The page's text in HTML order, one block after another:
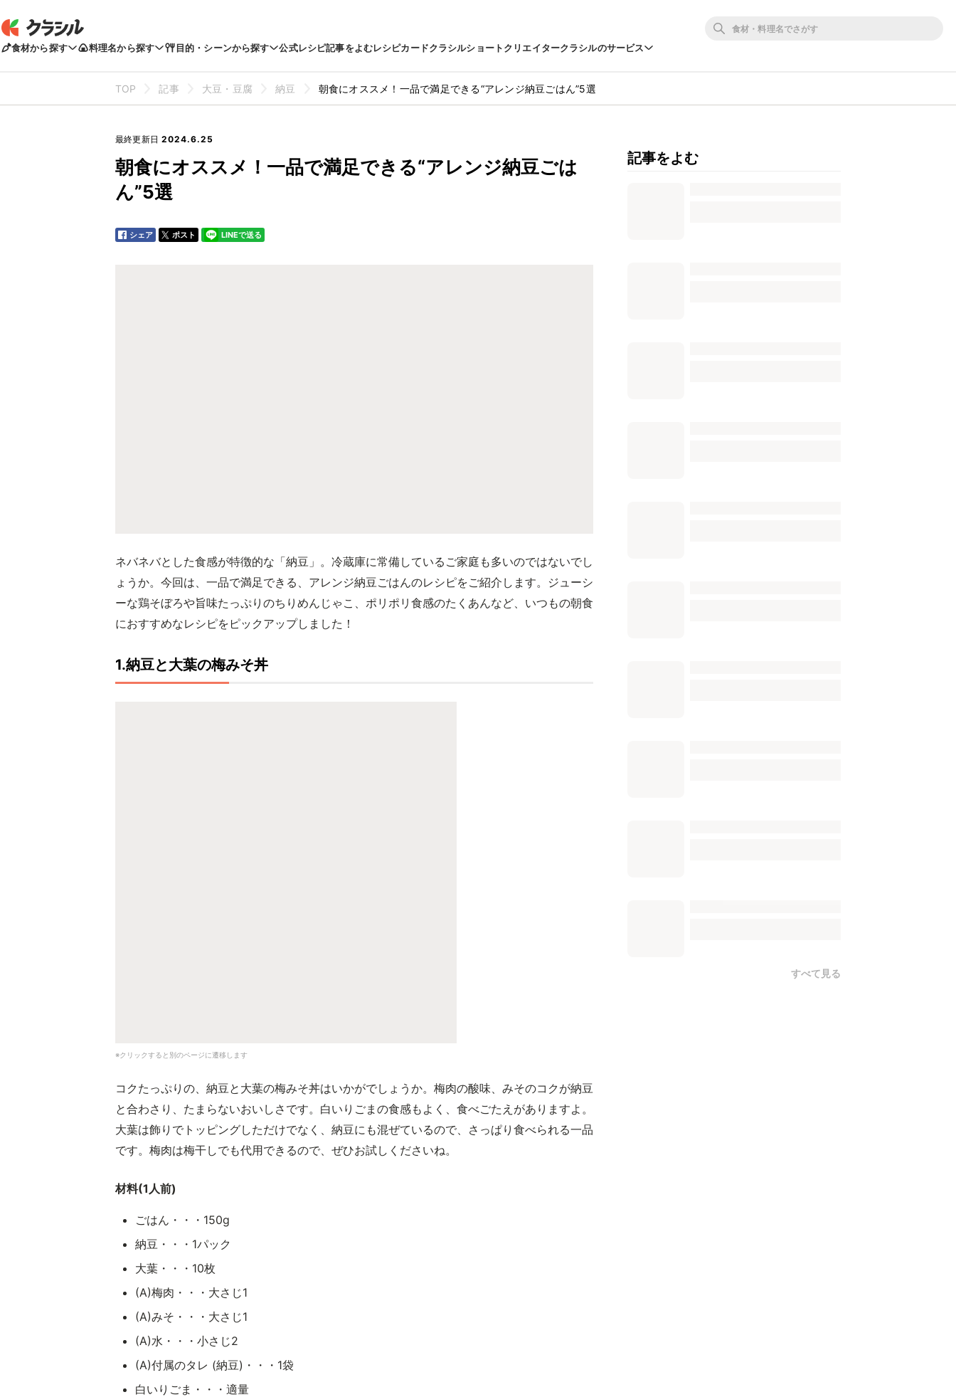
食材から探す 料理名から探す 目的・シーンから探す 公式レシピ記事をよむレシピカードクラシルショートクリエイタークラシルのサービス
TOP 記事 大豆・豆腐 納豆 朝食にオススメ！一品で満足できる“アレンジ納豆ごはん”5選
最終更新日 2024.6.25
朝食にオススメ！一品で満足できる“アレンジ納豆ごは
ん”5選
シェア ポスト LINEで送る
ネバネバとした食感が特徴的な「納豆」。冷蔵庫に常備しているご家庭も多いのではないでし
ょうか。今回は、一品で満足できる、アレンジ納豆ごはんのレシピをご紹介します。ジューシ
ーな鶏そぼろや旨味たっぷりのちりめんじゃこ、ポリポリ食感のたくあんなど、いつもの朝食
におすすめなレシピをピックアップしました！
1.納豆と大葉の梅みそ丼
※クリックすると別のページに遷移します
コクたっぷりの、納豆と大葉の梅みそ丼はいかがでしょうか。梅肉の酸味、みそのコクが納豆
と合わさり、たまらないおいしさです。白いりごまの食感もよく、食べごたえがありますよ。
大葉は飾りでトッピングしただけでなく、納豆にも混ぜているので、さっぱり食べられる一品
です。梅肉は梅干しでも代用できるので、ぜひお試しくださいね。
材料(1人前)
ごはん・・・150g
納豆・・・1パック
大葉・・・10枚
(A)梅肉・・・大さじ1
(A)みそ・・・大さじ1
(A)水・・・小さじ2
(A)付属のタレ (納豆)・・・1袋
白いりごま・・・適量
記事をよむ
すべて見る